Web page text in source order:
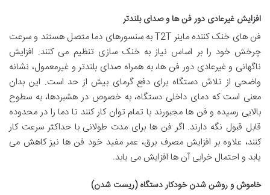
افزایش غیرعادی دور فن ها و صدای بلندتر
فن های خنک کننده ماینر T2T به سنسورهای دما متصل هستند و سرعت
چرخش خود را بر اساس نیاز به خنک سازی تنظیم می کنند. افزایش
ناگهانی و غیرعادی دور فن ها، به همراه صدای بلندتر و غیرمعمول، نشانه
واضحی از تلاش دستگاه برای دفع گرمای بیش از حد است. این بدان
معنی است که دمای داخلی دستگاه، به خصوص در هشبردها، به سطوح
بالایی رسیده و فن ها مجبورند با تمام توان کار کنند تا دما را در محدوده
قابل قبول نگه دارند. اگر فن ها برای مدت طولانی با حداکثر سرعت کار
کنند، علاوه بر افزایش مصرف برق، عمر مفید خود فن ها نیز کاهش می
یابد و احتمال خرابی آن ها افزایش می یابد.
خاموش و روشن شدن خودکار دستگاه (ریست شدن)